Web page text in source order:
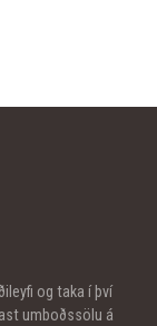
og taka í því
umboðssölu á